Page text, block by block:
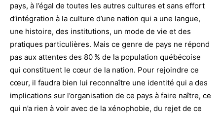
pays, à l’égal de toutes les autres cultures et sans effort
d’intégration à la culture d’une nation qui a une langue,
une histoire, des institutions, un mode de vie et des
pratiques particulières. Mais ce genre de pays ne répond
pas aux attentes des 80 % de la population québécoise
qui constituent le cœur de la nation. Pour rejoindre ce
cœur, il faudra bien lui reconnaître une identité qui a des
implications sur l’organisation de ce pays à faire naître, ce
qui n’a rien à voir avec de la xénophobie, du rejet de ce